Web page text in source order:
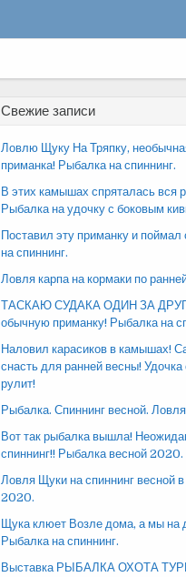
Свежие записи
Ловлю Щуку На Тряпку,
приманка! Рыбалка на спиннинг.
В этих камышах спряталась вся
Рыбалка на удочку с боковым
Поставил эту приманку и
на спиннинг.
Ловля карпа на кормаки по
ТАСКАЮ СУДАКА ОДИН ЗА
обычную приманку! Рыбалка на
Наловил карасиков в камышах!
снасть для ранней весны!
рулит!
Рыбалка. Спиннинг весной.
Вот так рыбалка вышла!
спиннинг!! Рыбалка весной 2020.
Ловля Щуки на спиннинг весной
2020.
Щука клюет Возле дома, а мы на
Рыбалка на спиннинг.
Выставка РЫБАЛКА ОХОТА